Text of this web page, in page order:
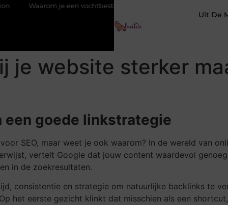
je een vochtbestrijdingsbedrijf inschakelt vóór de winter
Uit De
je website sterker
goede linkstrategie
SEO, maar weet je ook waarom? In de wereld van
vertelt Google dat jouw content waardevol
in de zoekresultaten.
consistentie en strategie om natuurlijke backlinks te
het eerste gezicht klinkt dat misschien als een